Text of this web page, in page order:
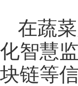
在蔬
化智慧
块链等